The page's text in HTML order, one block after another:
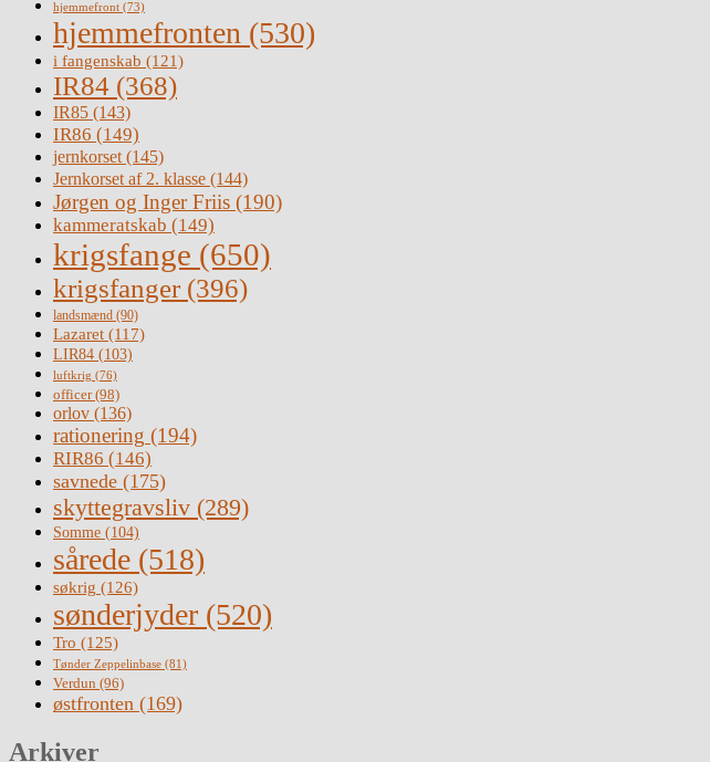
hjemmefront (73)
hjemmefronten (530)
i fangenskab (121)
IR84 (368)
IR85 (143)
IR86 (149)
jernkorset(145)
Jernkorset af 2. klasse (144)
Jørgen og Inger Friis (190)
kammeratskab (149)
krigsfange (650)
krigsfanger (396)
landsmænd (90)
Lazaret (117)
LIR84 (103)
luftkrig (76)
officer(98)
orlov (136)
rationering (194)
RIR86 (146)
savnede (175)
skyttegravsliv (289)
Somme (104)
sårede (518)
søkrig (126)
sønderjyder (520)
Tro (125)
Tønder Zeppelinbase (81)
Verdun (96)
østfronten (169)
Arkiver